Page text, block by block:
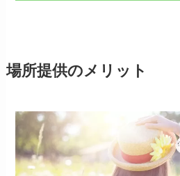
場所提供のメリット